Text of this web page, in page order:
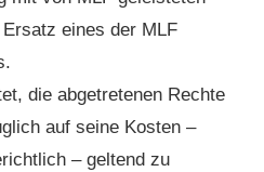
eines der MLF
die abgetretenen Rechte
auf seine Kosten –
– geltend zu